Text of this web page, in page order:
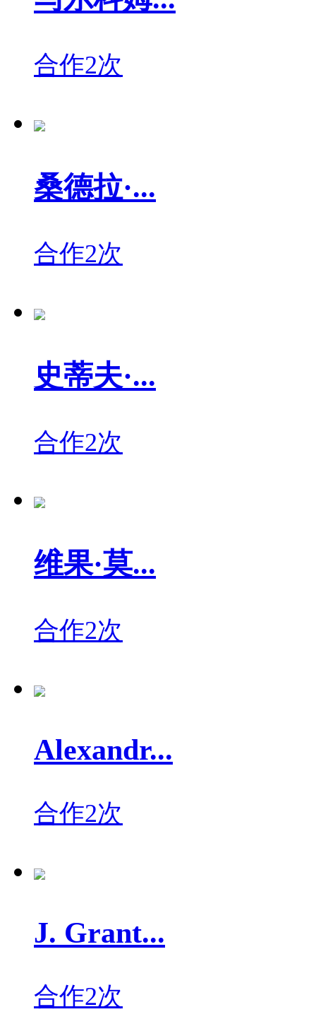
合作2次
桑德拉·...
合作2次
史蒂夫·...
合作2次
维果·莫...
合作2次
Alexandr...
合作2次
J. Grant...
合作2次